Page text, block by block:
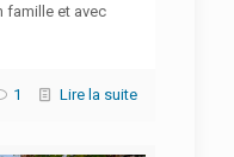
famille et avec
1 Lire la suite